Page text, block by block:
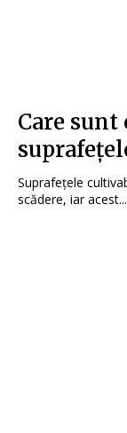
Care sunt
Suprafețele
scădere, iar acest...